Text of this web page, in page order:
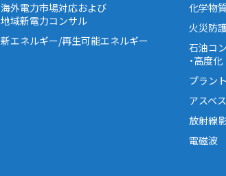
海外電力市場対応および
地域新電力コンサル
新エネルギー/再生可能エネルギー
化学物
火災防
石油コ
・高度化
プラン
アスベ
放射線
電磁波